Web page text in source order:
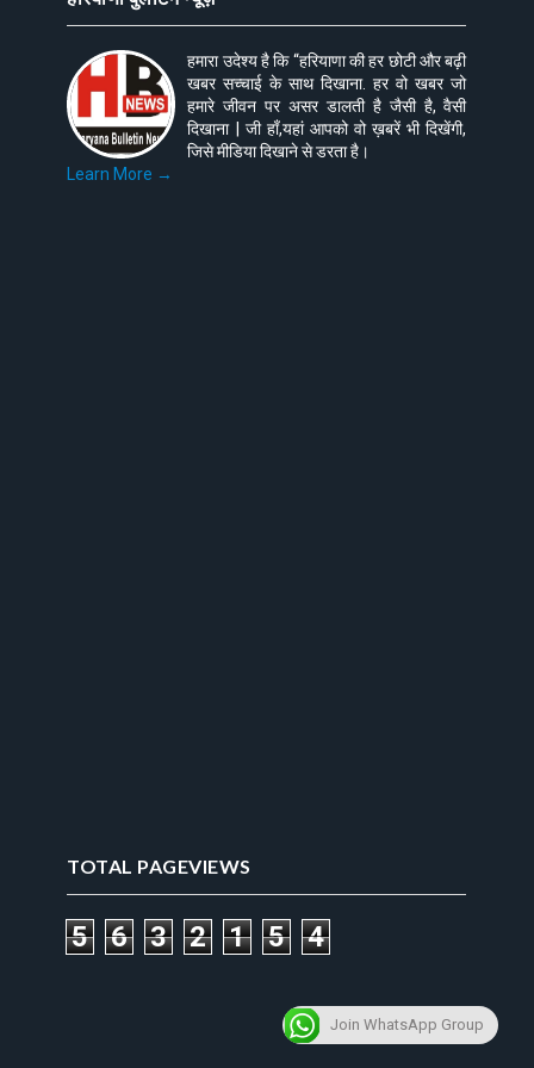
हमारा उदेश्य है कि “हरियाणा की हर छोटी और बढ़ी
खबर सच्चाई के साथ दिखाना. हर वो खबर जो
हमारे जीवन पर असर डालती है जैसी है, वैसी
दिखाना | जी हाँ,यहां आपको वो ख़बरें भी दिखेंगी,
जिसे मीडिया दिखाने से डरता है।
Learn More →
TOTAL PAGEVIEWS
5 6 3 2 1 5 4
Join WhatsApp Group